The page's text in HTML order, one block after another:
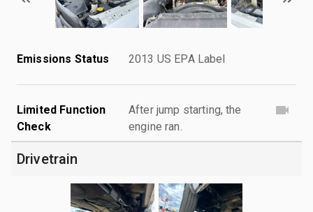
Emissions Status 2013 US EPA Label
Limited Function
Check
After jump starting, the
engine ran.
Drivetrain